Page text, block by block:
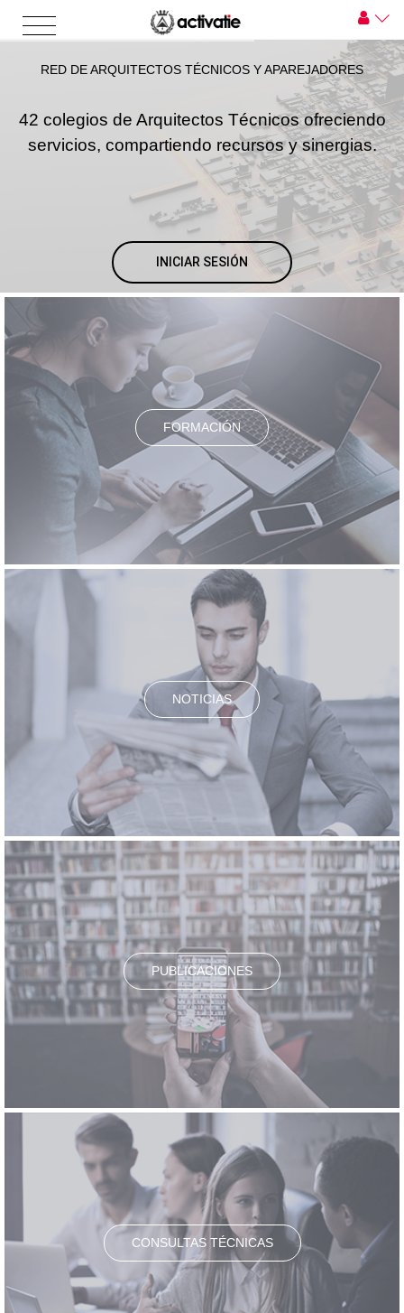
RED DE ARQUITECTOS TÉCNICOS Y APAREJADORES
42 colegios de Arquitectos Técnicos ofreciendo
servicios, compartiendo recursos y sinergias.
INICIAR SESIÓN
FORMACIÓN
NOTICIAS
PUBLICACIONES
CONSULTAS TÉCNICAS